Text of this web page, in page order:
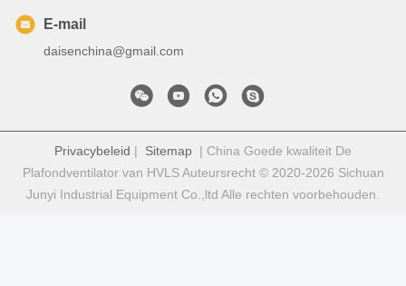
E-mail
daisenchina@gmail.com
Privacybeleid | Sitemap | China Goede kwaliteit De
Plafondventilator van HVLS Auteursrecht © 2020-2026 Sichuan
Junyi Industrial Equipment Co.,ltd Alle rechten voorbehouden.